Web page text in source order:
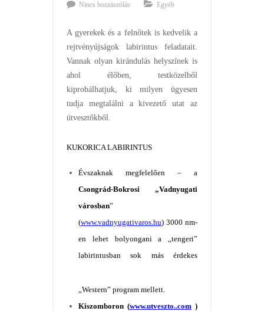
Nincs hozzászólás
Egyéb
A gyerekek és a felnőtek is kedvelik a
rejtvényújságok labirintus feladatait.
Vannak olyan kirándulás helyszínek is
ahol élőben, testközelből
kiprobálhatjuk, ki milyen ügyesen
tudja megtalálni a kivezető utat az
útvesztőkből.
KUKORICA LABIRINTUS
Évszaknak megfelelően – a
Csongrád-Bokrosi „Vadnyugati
városban”
(www.vadnyugativaros.hu) 3000 nm-
en lehet bolyongani a „tengeri”
labirintusban sok más érdekes
„Western” program mellett.
Kiszomboron (www.utveszto..com )